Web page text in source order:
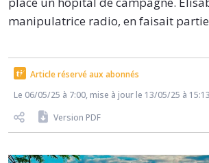
manipulatrice radio, en faisait
Article réservé aux abonnés
Le 06/05/25 à 7:00, mise à jour le 13/05/25 à 15:13
Version PDF